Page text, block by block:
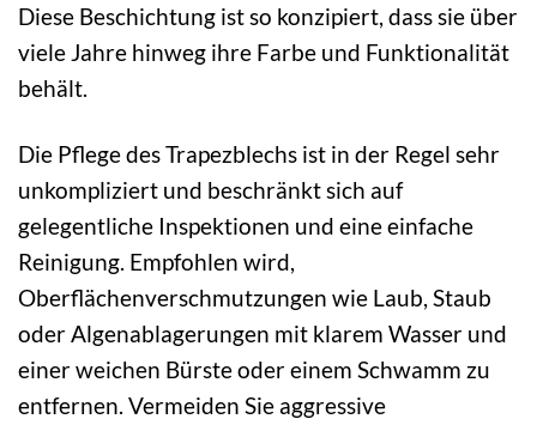
Diese Beschichtung ist so konzipiert, dass sie über
viele Jahre hinweg ihre Farbe und Funktionalität
behält.
Die Pflege des Trapezblechs ist in der Regel sehr
unkompliziert und beschränkt sich auf
gelegentliche Inspektionen und eine einfache
Reinigung. Empfohlen wird,
Oberflächenverschmutzungen wie Laub, Staub
oder Algenablagerungen mit klarem Wasser und
einer weichen Bürste oder einem Schwamm zu
entfernen. Vermeiden Sie aggressive